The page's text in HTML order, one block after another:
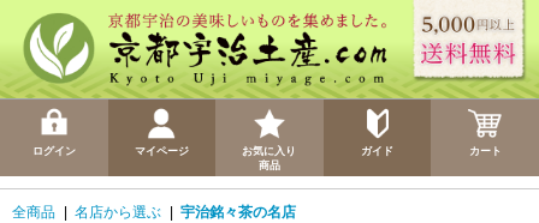
ログイン マイページ
お気に入り
商品
ガイド カート
全商品 名店から選ぶ 宇治銘々茶の名店